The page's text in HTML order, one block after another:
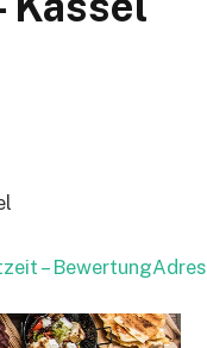
– BewertungAdres